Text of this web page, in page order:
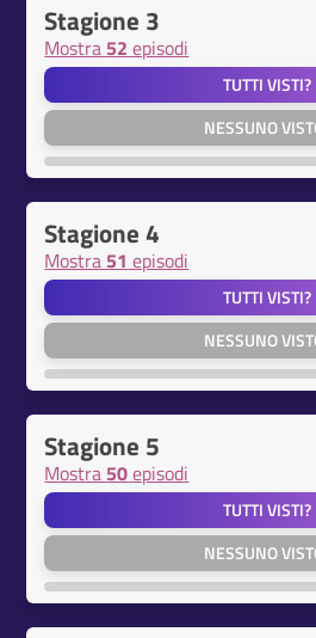
Stagione 3
Mostra 52 episodi
TUTTI VISTI?
NESSUNO
Stagione 4
Mostra 51 episodi
TUTTI VISTI?
NESSUNO
Stagione 5
Mostra 50episodi
TUTTI VISTI?
NESSUNO